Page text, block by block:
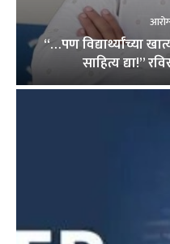
“…पण विद्यार्थ्यांच्या
साहित्य द्या!”